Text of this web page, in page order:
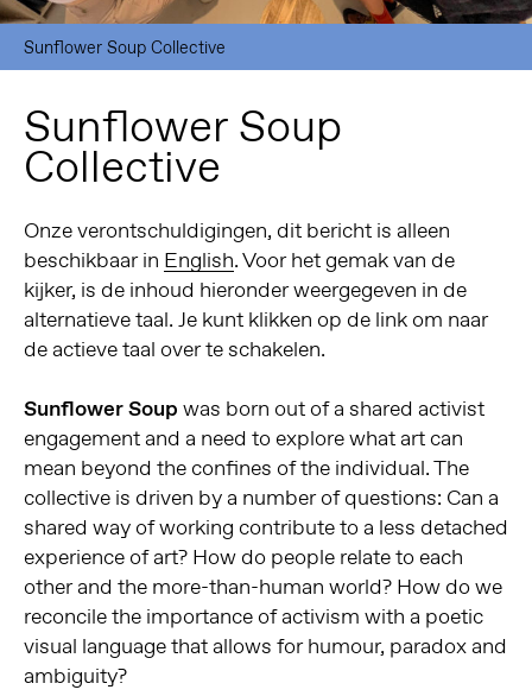
Sunflower Soup Collective
Sunflower Soup
Collective
Onze verontschuldigingen, dit bericht is alleen
beschikbaar in English. Voor het gemak van de
kijker, is de inhoud hieronder weergegeven in de
alternatieve taal. Je kunt klikken op de link om naar
de actieve taal over te schakelen.
Sunflower Soup was born out of a shared activist
engagement and a need to explore what art can
mean beyond the confines of the individual. The
collective is driven by a number of questions: Can a
shared way of working contribute to a less detached
experience of art? How do people relate to each
other and the more-than-human world? How do we
reconcile the importance of activism with a poetic
visual language that allows for humour, paradox and
ambiguity?